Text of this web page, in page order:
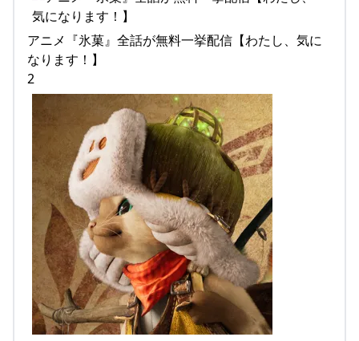
アニメ『氷菓』全話が無料一挙配信【わたし、気に
なります！】
2